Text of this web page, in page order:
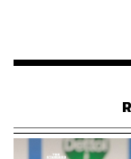
ฮับแห่งเอเชี
สนับสนุนกา
แม่เหล็กดึงดู